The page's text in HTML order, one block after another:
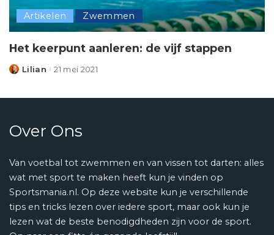
Artikelen Zwemmen
Het keerpunt aanleren: de vijf stappen
Posted
Lilian 21 mei 2021
Over Ons
Van voetbal tot zwemmen en van vissen tot darten: alles
wat met sport te maken heeft kun je vinden op
Sportsmania.nl. Op deze website kun je verschillende
tips en tricks lezen over iedere sport, maar ook kun je
lezen wat de beste benodigdheden zijn voor de sport.